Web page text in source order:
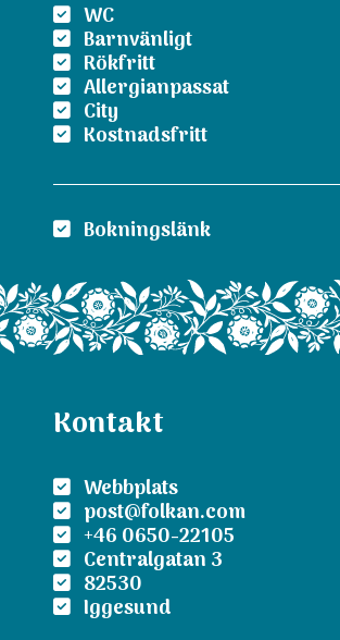
WC
Barnvänligt
Rökfritt
Allergianpassat
City
Kostnadsfritt
Bokningslänk
Kontakt
Webbplats
post@folkan.com
+46 0650-22105
Centralgatan 3
82530
Iggesund